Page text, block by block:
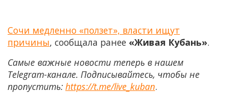
Сочи медленно «ползет», власти ищут
причины, сообщала ранее «Живая Кубань».
Самые важные новости теперь в нашем
Telegram-канале. Подписывайтесь, чтобы не
пропустить: https://t.me/live_kuban.